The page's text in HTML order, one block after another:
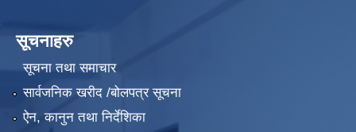
सूचनाहरु
सूचना तथा समाचार
सार्वजनिक खरीद /बोलपत्र सूचना
ऐन, कानुन तथा निर्देशिका